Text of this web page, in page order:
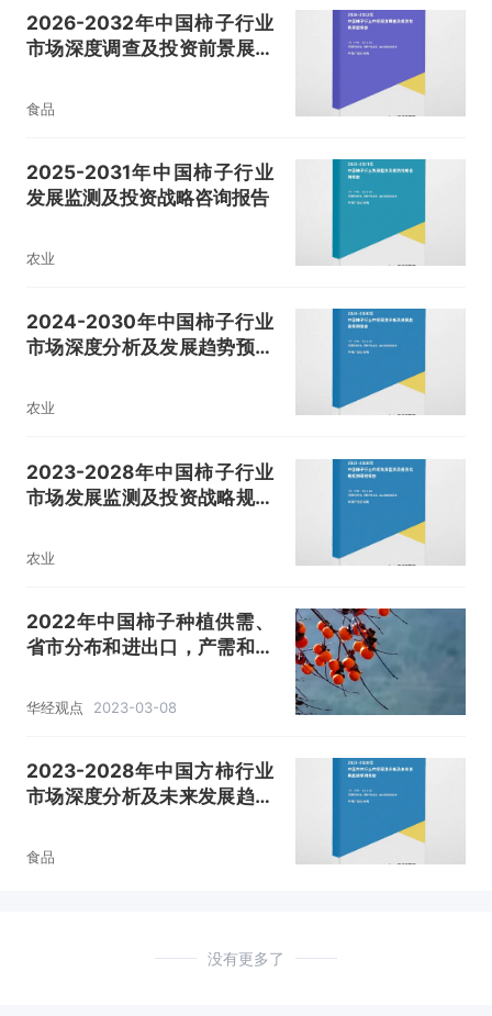
2026-2032年中国柿子行业
市场深度调查及投资前景展望
食品
2025-2031年中国柿子行业
发展监测及投资战略咨询报告
农业
2024-2030年中国柿子行业
市场深度分析及发展趋势预测
农业
2023-2028年中国柿子行业
市场发展监测及投资战略规划
农业
2022年中国柿子种植供需、
省市分布和进出口，产需和出
华经观点 2023-03-08
2023-2028年中国方柿行业
市场深度分析及未来发展趋势
食品
没有更多了